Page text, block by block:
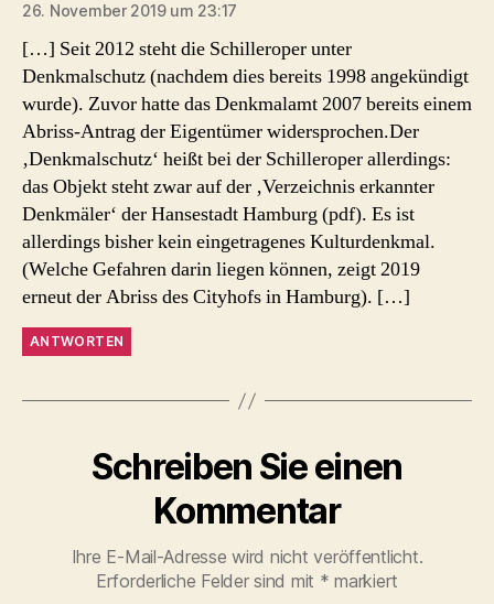
26. November 2019 um 23:17
[…] Seit 2012 steht die Schilleroper unter
Denkmalschutz (nachdem dies bereits 1998 angekündigt
wurde). Zuvor hatte das Denkmalamt 2007 bereits einem
Abriss-Antrag der Eigentümer widersprochen.Der
‚Denkmalschutz‘ heißt bei der Schilleroper allerdings:
das Objekt steht zwar auf der ‚Verzeichnis erkannter
Denkmäler‘ der Hansestadt Hamburg (pdf). Es ist
allerdings bisher kein eingetragenes Kulturdenkmal.
(Welche Gefahren darin liegen können, zeigt 2019
erneut der Abriss des Cityhofs in Hamburg). […]
ANTWORTEN
Schreiben Sie einen
Kommentar
Ihre E-Mail-Adresse wird nicht veröffentlicht.
Erforderliche Felder sind mit * markiert